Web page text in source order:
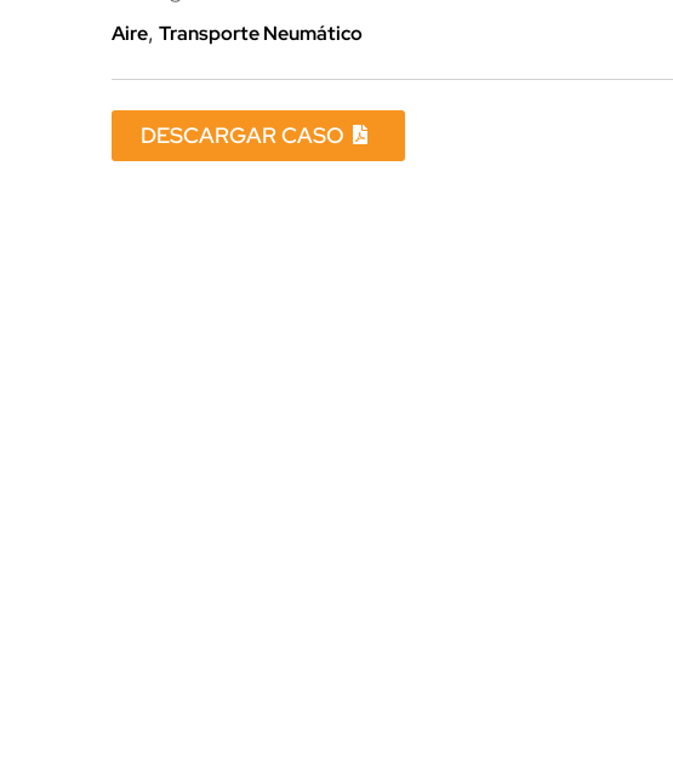
Aire, Transporte Neumático
DESCARGAR CASO